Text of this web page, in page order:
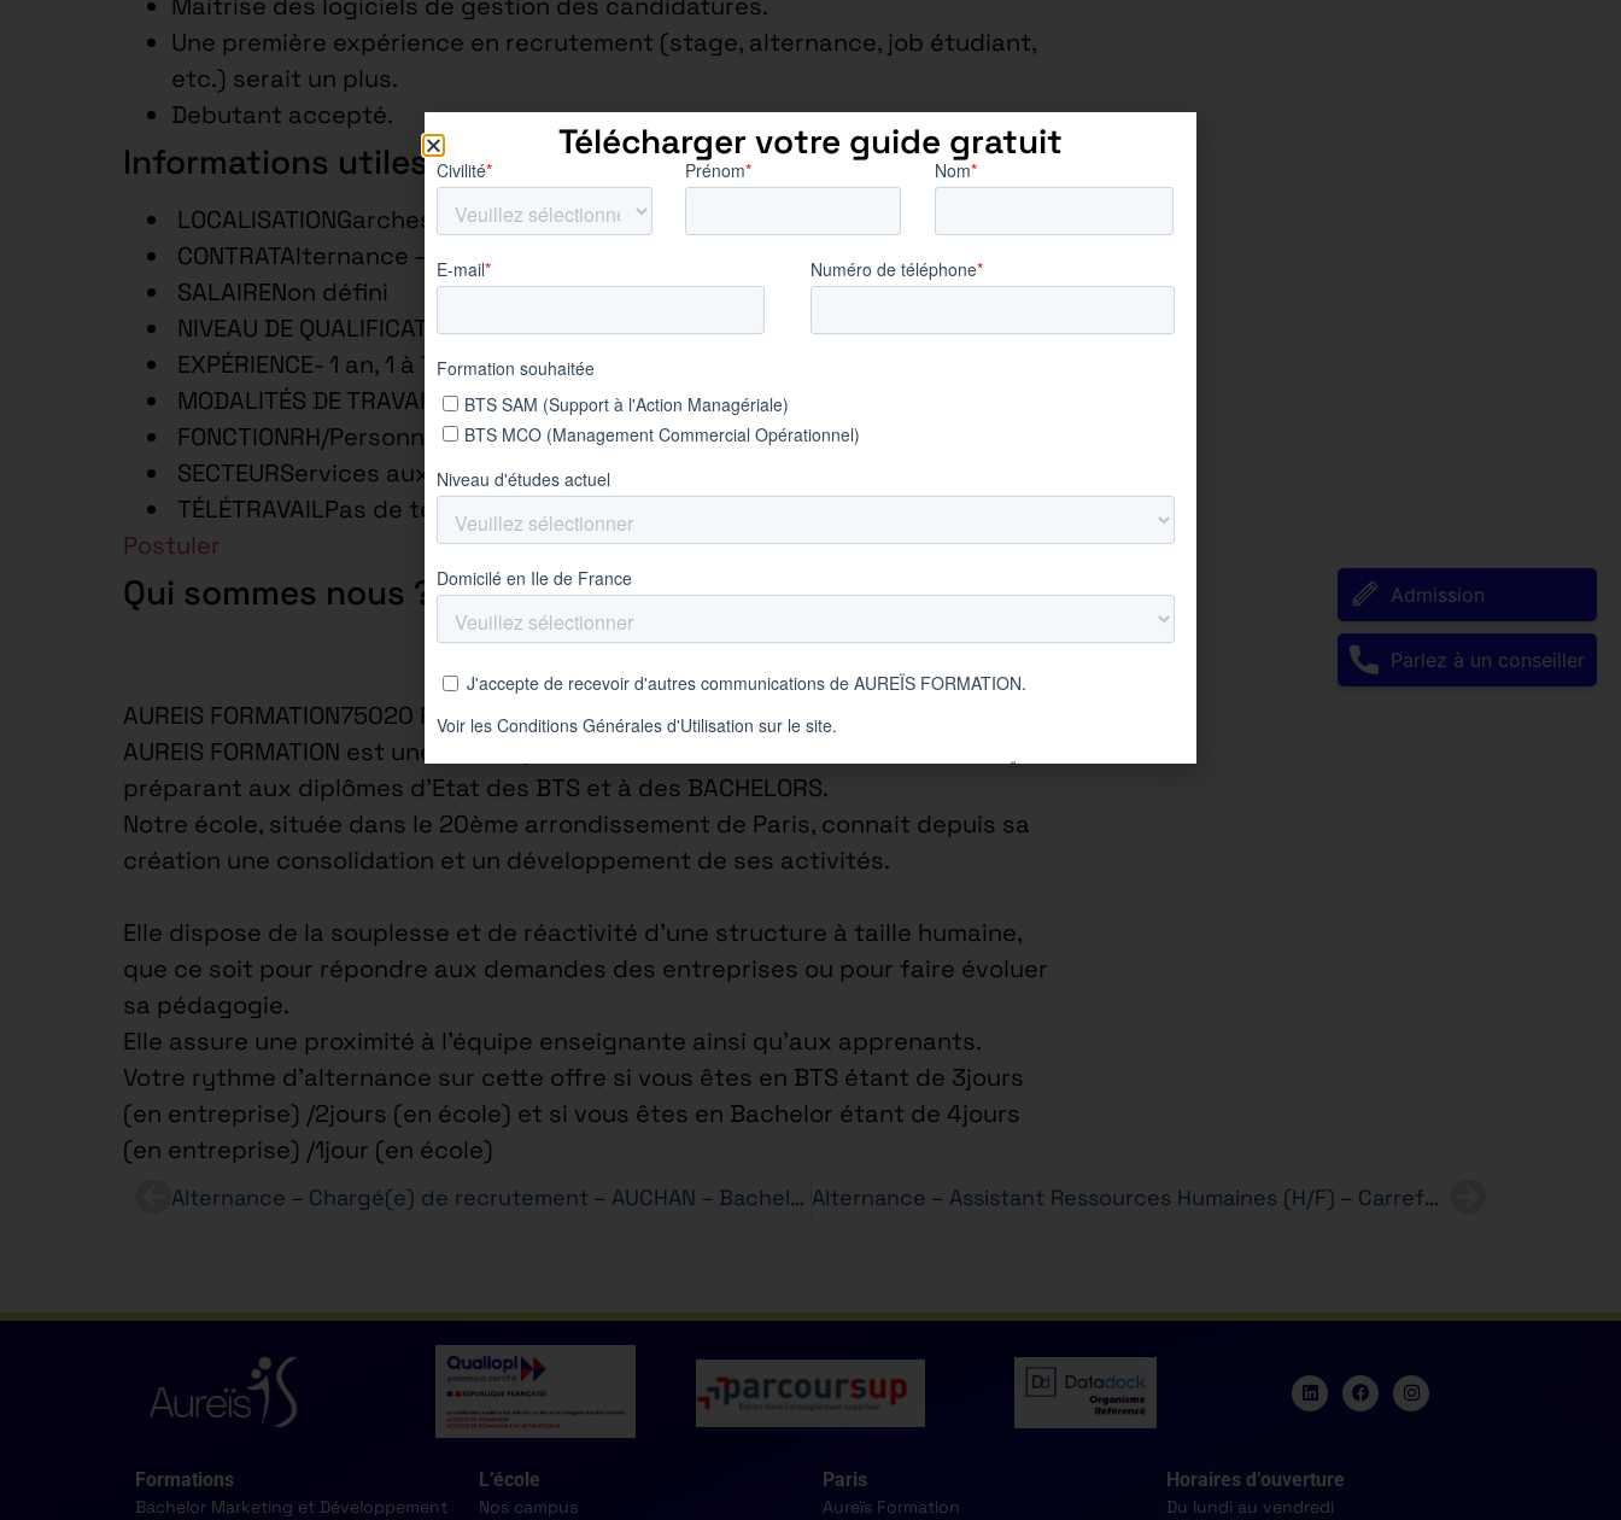
Une première expérience en recrutement (stage, alternance, job étudiant,
etc.) serait un plus.
Debutant accepté.
Informations utiles
LOCALISATIONGarches – 92, France – pas de déplacement
CONTRATAlternance – 3 ans
SALAIRENon défini
NIVEAU DE QUALIFICATIONEmployé/Opérateur/Ouvrier Spe/Bac
EXPÉRIENCE- 1 an, 1 à 7 ans
MODALITÉS DE TRAVAILTemps complet
FONCTIONRH/Personnel/Formation
SECTEURServices aux Entreprises
TÉLÉTRAVAILPas de télétravail
Postuler
Qui sommes nous ?
AUREIS FORMATION75020 Paris 20e • France
AUREIS FORMATION est une école spécialisée dans la formation en alternance
préparant aux diplômes d’Etat des BTS et à des BACHELORS.
Notre école, située dans le 20ème arrondissement de Paris, connait depuis sa
création une consolidation et un développement de ses activités.
Elle dispose de la souplesse et de réactivité d’une structure à taille humaine,
que ce soit pour répondre aux demandes des entreprises ou pour faire évoluer
sa pédagogie.
Elle assure une proximité à l’équipe enseignante ainsi qu’aux apprenants.
Votre rythme d’alternance sur cette offre si vous êtes en BTS étant de 3jours
(en entreprise) /2jours (en école) et si vous êtes en Bachelor étant de 4jours
(en entreprise) /1jour (en école)
Alternance – Chargé(e) de recrutement – AUCHAN – Bachelor RH en 3 ans Alternance – Assistant Ressources Humaines (H/F) – Carrefour- Bachelor RH en 3 ans
Formations
Bachelor Marketing et Développement
L’école
Nos campus
Paris
Aureïs Formation
Horaires d’ouverture
Du lundi au vendredi
Admission
Parlez à un conseiller
Télécharger votre guide gratuit